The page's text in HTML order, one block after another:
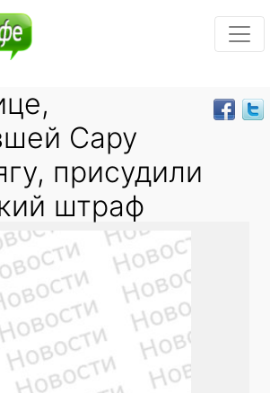
Сару
присудили
штраф